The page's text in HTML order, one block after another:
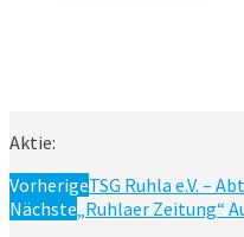
Aktie:
VorherigeTSG Ruhla e.V. –
Nächste„Ruhlaer Zeitung“